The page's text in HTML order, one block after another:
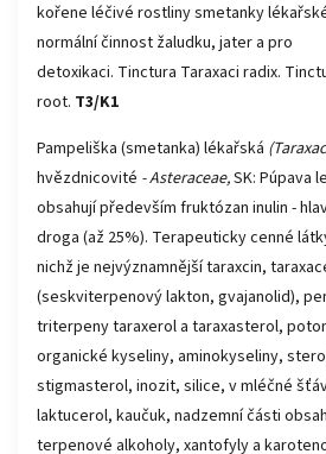
kořene léčivé rostliny smetanky
normální činnost žaludku, jater a pro
detoxikaci. Tinctura Taraxaci radix.
root. T3/K1
Pampeliška (smetanka) lékařská
hvězdnicovité - Asteraceae,SK: Púpava
obsahují především fruktózan inulin -
droga (až 25%). Terapeuticky cenné
nichž je nejvýznamnější taraxcin,
(seskviterpenový lakton, gvajanolid),
triterpeny taraxerol a taraxasterol,
organické kyseliny, aminokyseliny,
stigmasterol, inozit, silice, v mléčné
laktucerol, kaučuk, nadzemní části
terpenové alkoholy, xantofyly a